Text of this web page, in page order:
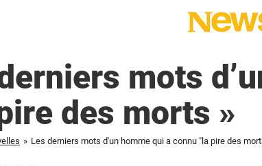
mots
des morts »
» Les derniers mots d'un homme qui a connu "la pire des